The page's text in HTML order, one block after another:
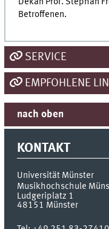
Dekan Prof. Stephan
Betroffenen.
SERVICE
EMPFOHLENE
nach oben
KONTAKT
Universität Münster
Musikhochschule
Ludgeriplatz 1
48151 Münster